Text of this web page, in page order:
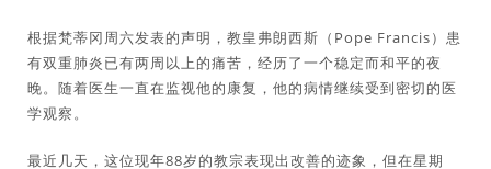
根据梵蒂冈周六发表的声明，教皇弗朗西斯（Pope Francis）患
有双重肺炎已有两周以上的痛苦，经历了一个稳定而和平的夜
晚。随着医生一直在监视他的康复，他的病情继续受到密切的医
学观察。
最近几天，这位现年88岁的教宗表现出改善的迹象，但在星期